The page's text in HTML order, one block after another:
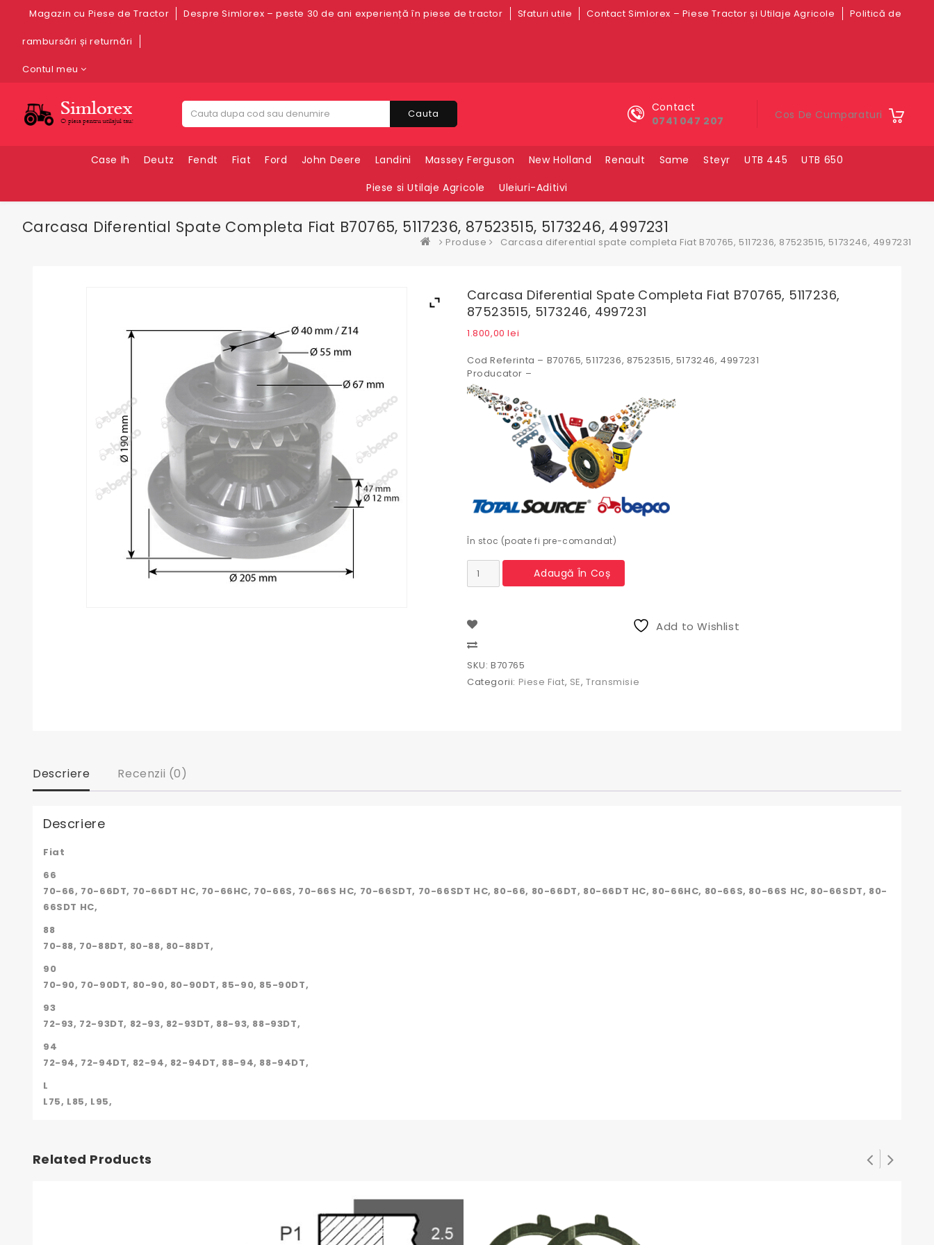
Magazin cu Piese de Tractor Despre Simlorex – peste 30 de ani experiență în piese de tractor Sfaturi utile Contact Simlorex – Piese Tractor și Utilaje Agricole Politică de
rambursări și returnări
Contul meu
Cos De Cumparaturi
Contact
0741 047 207
Cauta
Case Ih Deutz Fendt Fiat Ford John Deere Landini Massey Ferguson New Holland Renault Same Steyr UTB 445
UTB 650
Piese si Utilaje Agricole
Uleiuri-Aditivi
Carcasa Diferential Spate Completa Fiat B70765, 5117236, 87523515, 5173246, 4997231
Produse Carcasa diferential spate completa Fiat B70765, 5117236, 87523515, 5173246, 4997231
Carcasa Diferential Spate Completa Fiat B70765, 5117236,
87523515, 5173246, 4997231
1.800,00lei
Cod Referinta – B70765, 5117236, 87523515, 5173246, 4997231
Producator –
În stoc (poate fi pre-comandat)
Cantitate
Carcasa
completa
Fiat
B70765,
87523515,
5173246,
Adaugă În Coș
Add to Wishlist
SKU: B70765
Categorii: Piese Fiat, SE,Transmisie
Descriere Recenzii (0)
Descriere
Fiat
66
70-66, 70-66DT, 70-66DT HC, 70-66HC, 70-66S, 70-66S HC, 70-66SDT, 70-66SDT HC, 80-66, 80-66DT, 80-66DT HC, 80-66HC, 80-66S, 80-66S HC, 80-66SDT, 80-
66SDT HC,
88
70-88, 70-88DT, 80-88, 80-88DT,
90
70-90, 70-90DT, 80-90, 80-90DT, 85-90, 85-90DT,
93
72-93, 72-93DT, 82-93, 82-93DT, 88-93, 88-93DT,
94
72-94, 72-94DT, 82-94, 82-94DT, 88-94, 88-94DT,
L
L75, L85, L95,
Related Products